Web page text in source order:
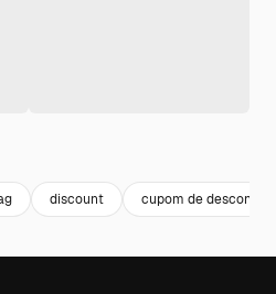
discount cupom de desconto